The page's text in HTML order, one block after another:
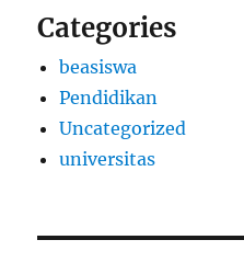
Categories
beasiswa
Pendidikan
Uncategorized
universitas